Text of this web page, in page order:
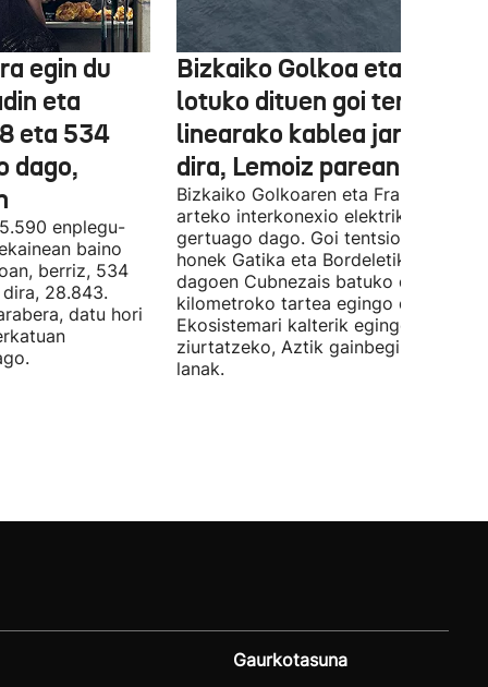
egin du
eta
eta 534
dago,
enplegu-
baino
berriz, 534
28.843.
datu hori
Bizkaiko Golkoa eta
lotuko dituen goi tentsioko
linearako kablea jartzen
dira, Lemoiz parean
Bizkaiko Golkoaren eta Frantziaren
arteko interkonexio elektrikoa
gertuago dago. Goi tentsioko linea
honek Gatika eta Bordeletik gertu
dagoen Cubnezais batuko ditu eta
kilometroko tartea egingo du ur
Ekosistemari kalterik egingo ez
ziurtatzeko, Aztik gainbegiratuko
lanak.
Gaurkotasuna